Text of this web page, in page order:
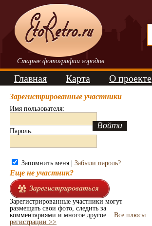
Старые фотографии городов
Главная Карта О проекте
Зарегистрированные участники
Имя пользователя:
Пароль:
Запомнить меня | Забыли пароль?
Еще не участник?
Зарегистрированные участники могут
размещать свои фото, следить за
комментариями и многое другое... Все плюсы
регистрации >>